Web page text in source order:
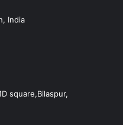
India
square,Bilaspur,